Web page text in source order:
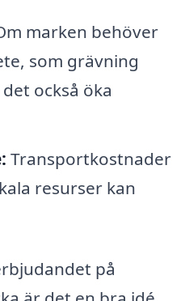
marken behöver
som grävning
också öka
Transportkostnader
resurser kan
på